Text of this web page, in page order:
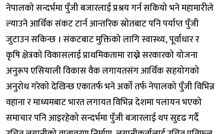
नेपालको सन्दर्भमा पुँजी बजारलाई प्रश्रय गर्न सकियो भने महामारीले
ल्याउने आर्थिक संकट टार्न आन्तरिक स्रोतबाट पनि पर्याप्त पुँजी
जुटाउन सकिन्छ । संकटबाट मुक्तिको लागि स्वास्थ्य, पूर्वाधार र
कृषि क्षेत्रको विकासलाई प्राथमिकतामा राख्ने सरकारको योजना
अनुरूप एसियाली विकास वैक लगायतसंग आर्थिक सहयोगको
अनुरोध गरेको देखिन्छ एकातर्फ भने अर्को तर्फ नेपालको पुँजी विभिन्न
वहाना र माध्यमबाट भारत लगायत विभिन्न देशमा पलायन भएको
समाचार पनि आइरहेको सन्दर्भमा पुँजी बजारलाई थप सुदृढ गर्दै